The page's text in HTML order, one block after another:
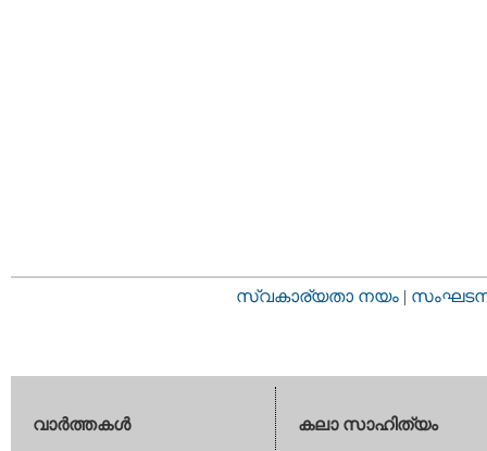
സ്വകാര്യതാ നയം |
വാര്‍ത്തകള്‍
കലാ സാഹിത്യം